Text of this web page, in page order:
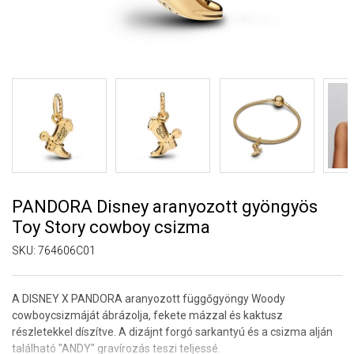
PANDORA Disney aranyozott gyöngyös
Toy Story cowboy csizma
SKU: 764606C01
A DISNEY X PANDORA aranyozott függőgyöngy Woody
cowboycsizmáját ábrázolja, fekete mázzal és kaktusz
részletekkel díszítve. A dizájnt forgó sarkantyú és a csizma alján
található "ANDY" gravírozás teszi teljessé.